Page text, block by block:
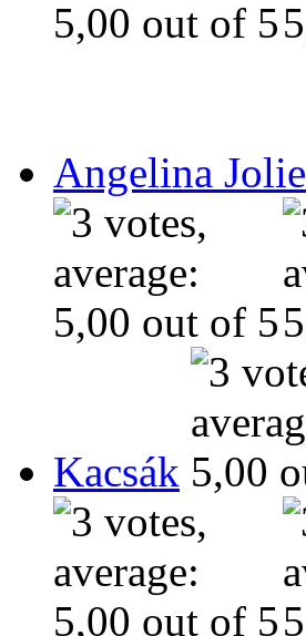
Angelina Jolie
Kacsák